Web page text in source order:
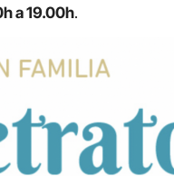
a 19.00h.